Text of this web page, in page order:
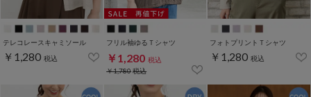
テレコレースキャミソール
￥1,280 税込
フリル袖ゆるＴシャツ
￥1,280 税込
￥1,780税込
フォトプリントＴシャツ
￥1,280 税込